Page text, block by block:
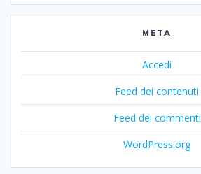
META
Accedi
Feed dei contenuti
Feed dei commenti
WordPress.org